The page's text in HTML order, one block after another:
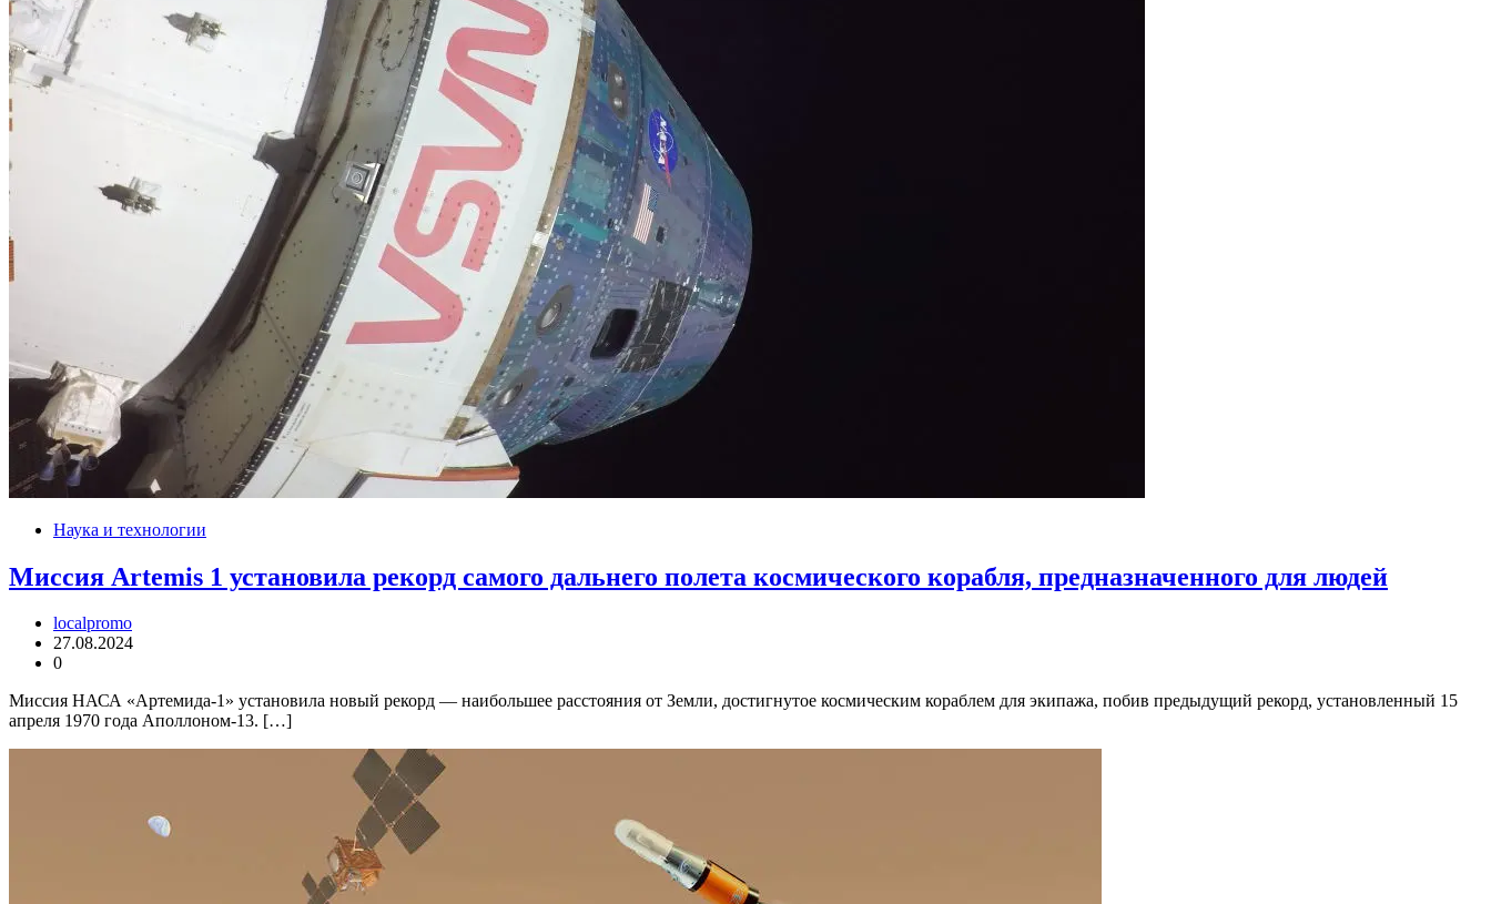
Наука и технологии
Миссия Artemis 1 установила рекорд самого дальнего полета космического корабля, предназначенного для людей
localpromo
27.08.2024
0
Миссия НАСА «Артемида-1» установила новый рекорд — наибольшее расстояния от Земли, достигнутое космическим кораблем для экипажа, побив предыдущий рекорд, установленный 15
апреля 1970 года Аполлоном-13. […]